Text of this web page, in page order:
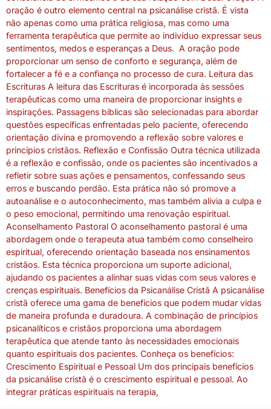
oração é outro elemento central na psicanálise cristã. É vista
não apenas como uma prática religiosa, mas como uma
ferramenta terapêutica que permite ao indivíduo expressar seus
sentimentos, medos e esperanças a Deus. A oração pode
proporcionar um senso de conforto e segurança, além de
fortalecer a fé e a confiança no processo de cura. Leitura das
Escrituras A leitura das Escrituras é incorporada às sessões
terapêuticas como uma maneira de proporcionar insights e
inspirações. Passagens bíblicas são selecionadas para abordar
questões específicas enfrentadas pelo paciente, oferecendo
orientação divina e promovendo a reflexão sobre valores e
princípios cristãos. Reflexão e Confissão Outra técnica utilizada
é a reflexão e confissão, onde os pacientes são incentivados a
refletir sobre suas ações e pensamentos, confessando seus
erros e buscando perdão. Esta prática não só promove a
autoanálise e o autoconhecimento, mas também alivia a culpa e
o peso emocional, permitindo uma renovação espiritual.
Aconselhamento Pastoral O aconselhamento pastoral é uma
abordagem onde o terapeuta atua também como conselheiro
espiritual, oferecendo orientação baseada nos ensinamentos
cristãos. Esta técnica proporciona um suporte adicional,
ajudando os pacientes a alinhar suas vidas com seus valores e
crenças espirituais. Benefícios da Psicanálise Cristã A psicanálise
cristã oferece uma gama de benefícios que podem mudar vidas
de maneira profunda e duradoura. A combinação de princípios
psicanalíticos e cristãos proporciona uma abordagem
terapêutica que atende tanto às necessidades emocionais
quanto espirituais dos pacientes. Conheça os benefícios:
Crescimento Espiritual e Pessoal Um dos principais benefícios
da psicanálise cristã é o crescimento espiritual e pessoal. Ao
integrar práticas espirituais na terapia,